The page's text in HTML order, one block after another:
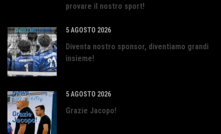
provare il nostro sport!
5 AGOSTO 2026
Diventa nostro sponsor, diventiamo grandi
insieme!
5 AGOSTO 2026
Grazie Jacopo!